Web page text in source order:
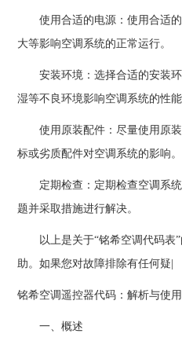
使用合适的电源：使用合适的
大等影响空调系统的正常运行。
安装环境：选择合适的安装环
湿等不良环境影响空调系统的性能
使用原装配件：尽量使用原装
标或劣质配件对空调系统的影响。
定期检查：定期检查空调系统
题并采取措施进行解决。
以上是关于“铭希空调代码表”
助。如果您对故障排除有任何疑|
铭希空调遥控器代码：解析与使
一、概述